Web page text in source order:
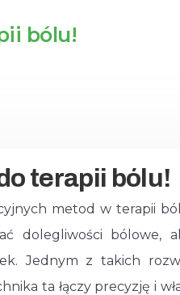
bólu!
terapii bólu!
metod w terapii
dolegliwości bólowe,
Jednym z takich
ta łączy precyzję i